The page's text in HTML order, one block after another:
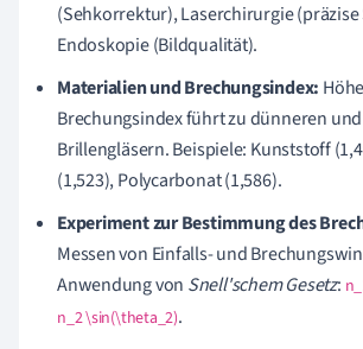
(Sehkorrektur), Laserchirurgie
Endoskopie (Bildqualität).
Materialien und Brechungsindex:
Brechungsindex führt zu dünneren
Brillengläsern. Beispiele: Kunststoff
(1,523), Polycarbonat (1,586).
Experiment zur Bestimmung des
Messen von Einfalls- und
Anwendung von Snell'schem Gesetz:
n_2 \sin(\theta_2).